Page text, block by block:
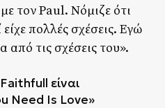
τον Paul. Νόμιζε ότι
πολλές σχέσεις. Εγώ
από τις σχέσεις του».
είναι
Need Is Love»